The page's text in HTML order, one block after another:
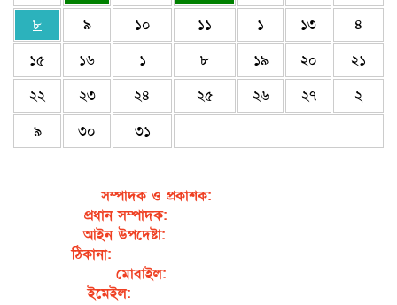
৮
৯ ১০ ১১ ১ ১৩
৪
১৫
১৬ ১ ৮ ১৯ ২০
২১
২২
২৩ ২৪ ২৫ ২৬ ২৭
২
৯
৩০ ৩১
সম্পাদক ও প্রকাশক:জেবুন্নেছা জেসি
প্রধান সম্পাদক:
আইন উপদেষ্টা:এডভোকেট নাসরিন আক্তার
ঠিকানা:গর্জনখোলা, চকবাজার, কুমিল্লা – ৩৫০০
মোবাইল:
ইমেইল:sahabibcomilla@gmail.com